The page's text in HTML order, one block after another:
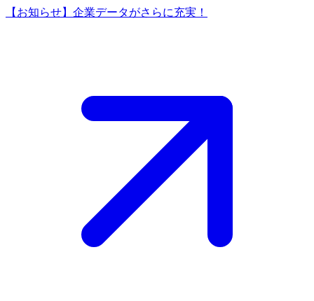
【お知らせ】企業データがさらに充実！